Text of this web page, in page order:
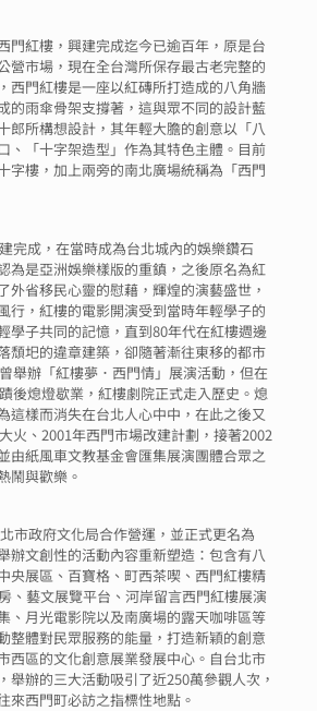
門紅樓，興建完成迄今已逾百年，原是台
營市場，現在全台灣所保存最古老完整的
西門紅樓是一座以紅磚所打造成的八角牆
的雨傘骨架支撐著，這與眾不同的設計藍
郎所構想設計，其年輕大膽的創意以「八
、「十字架造型」作為其特色主體。目前
字樓，加上兩旁的南北廣場統稱為「西門
完成，在當時成為台北城內的娛樂鑽石
為是亞洲娛樂樣版的重鎮，之後原名為紅
外省移民心靈的慰藉，輝煌的演藝盛世，
行，紅樓的電影開演受到當時年輕學子的
學子共同的記憶，直到80年代在紅樓週邊
頹圯的違章建築，卻隨著漸往東移的都市
舉辦「紅樓夢．西門情」展演活動，但在
後熄燈歇業，紅樓劇院正式走入歷史。熄
這樣而消失在台北人心中中，在此之後又
火、2001年西門市場改建計劃，接著2002
由紙風車文教基金會匯集展演團體合眾之
鬧與歡樂。
市政府文化局合作營運，並正式更名為
辦文創性的活動內容重新塑造：包含有八
央展區、百寶格、町西茶喫、西門紅樓精
、藝文展覽平台、河岸留言西門紅樓展演
、月光電影院以及南廣場的露天咖啡區等
整體對民眾服務的能量，打造新穎的創意
西區的文化創意展業發展中心。自台北市
舉辦的三大活動吸引了近250萬參觀人次，
來西門町必訪之指標性地點。